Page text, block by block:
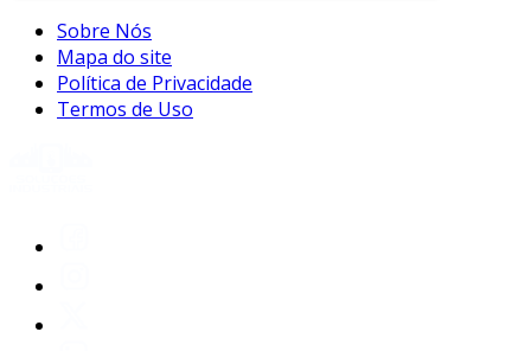
infraestrutura comporta a carga de
trabalho.
Benefícios do Monitoramento de
impactam diretamente o desempenho
Sobre Nós
Mapa do site
Política de Privacidade
Termos de Uso